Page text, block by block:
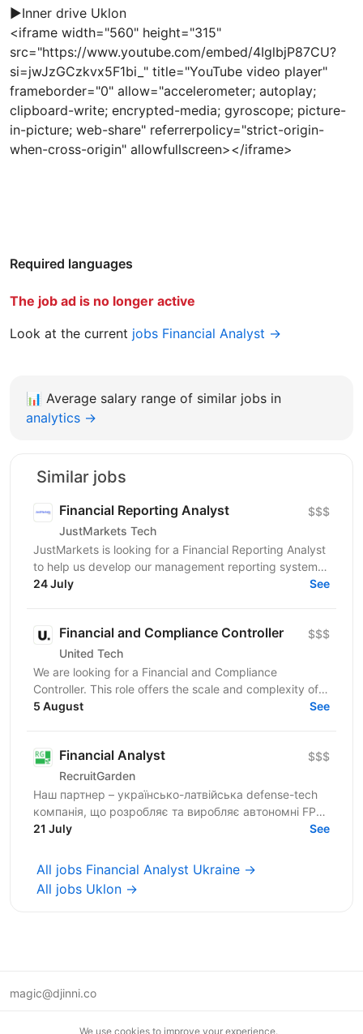
▶️Inner drive Uklon
<iframe width="560" height="315"
src="https://www.youtube.com/embed/4IglbjP87CU?
si=jwJzGCzkvx5F1bi_" title="YouTube video player"
frameborder="0" allow="accelerometer; autoplay;
clipboard-write; encrypted-media; gyroscope; picture-
in-picture; web-share" referrerpolicy="strict-origin-
when-cross-origin" allowfullscreen></iframe>
Required languages
The job ad is no longer active
Look at the current jobs Financial Analyst →
📊 Average salary range of similar jobs in
analytics →
Similar jobs
Financial Reporting Analyst
JustMarkets Tech
$$$
JustMarkets is looking for a Financial Reporting Analyst
to help us develop our management reporting system
and provide the business with accurate and...
24 July See
Financial and Compliance Controller
United Tech
$$$
We are looking for a Financial and Compliance
Controller. This role offers the scale and complexity of
managing financial operations across multiple...
5 August See
Financial Analyst
RecruitGarden
$$$
Наш партнер – українсько-латвійська defense-tech
компанія, що розробляє та виробляє автономні FPV-
дрони та технологічні рішення для сучасного поля...
21 July See
All jobs Financial Analyst Ukraine →
All jobs Uklon →
magic@djinni.co
We use cookies to improve your experience.